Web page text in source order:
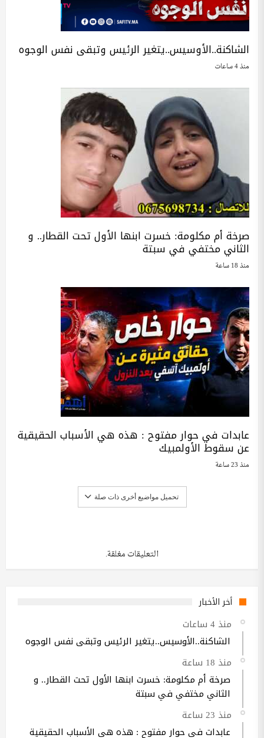
الشاكنة..الأوسيس..يتغير الرئيس وتبقى نفس الوجوه
منذ 4 ساعات
صرخة أم مكلومة: خسرت ابنها الأول تحت القطار.. و
الثاني مختفي في سبتة
منذ 18 ساعة
عابدات في حوار مفتوح : هذه هي الأسباب الحقيقية
عن سقوط الأولمبيك
منذ 23 ساعة
تحميل مواضيع أخرى ذات صلة
التعليقات مغلقة.
أخر الأخبار
منذ 4 ساعات
الشاكنة..الأوسيس..يتغير الرئيس وتبقى نفس الوجوه
منذ 18 ساعة
صرخة أم مكلومة: خسرت ابنها الأول تحت القطار.. و
الثاني مختفي في سبتة
منذ 23 ساعة
عابدات في حوار مفتوح : هذه هي الأسباب الحقيقية